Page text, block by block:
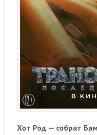
Хот Род — собрат